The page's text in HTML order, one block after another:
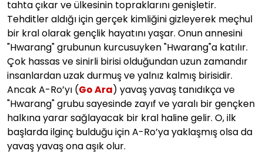
tahta çıkar ve ülkesinin topraklarını genişletir.
Tehditler aldığı için gerçek kimliğini gizleyerek meçhul
bir kral olarak gençlik hayatını yaşar. Onun annesini
"Hwarang" grubunun kurcusuyken "Hwarang"a katılır.
Çok hassas ve sinirli birisi olduğundan uzun zamandır
insanlardan uzak durmuş ve yalnız kalmış birisidir.
Ancak A-Ro’yı (Go Ara) yavaş yavaş tanıdıkça ve
"Hwarang" grubu sayesinde zayıf ve yaralı bir gençken
halkına yarar sağlayacak bir kral haline gelir. O, ilk
başlarda ilginç bulduğu için A-Ro’ya yaklaşmış olsa da
yavaş yavaş ona aşık olur.